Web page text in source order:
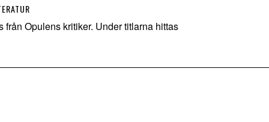
Opulens kritiker. Under titlarna hittas